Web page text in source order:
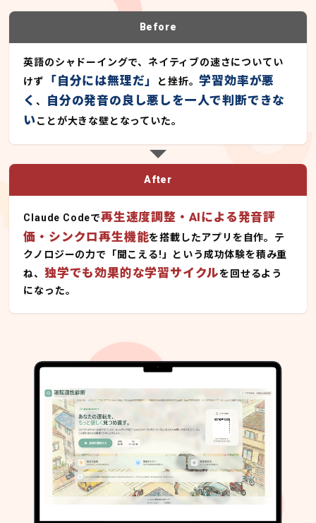
Before
英語のシャドーイングで、ネイティブの速さについてい
けず
「自分には無理だ」 と挫折。学習効率が悪
く、
自分の発音の良し悪しを一人で判断できな
いことが大きな壁となっていた。
After
Claude Codeで再生速度調整・AIによる発音評
価・シンクロ再生機能を搭載したアプリを自作。テ
クノロジーの力で「聞こえる!」という成功体験を積み重
ね、独学でも効果的な学習サイクルを回せるよう
になった。